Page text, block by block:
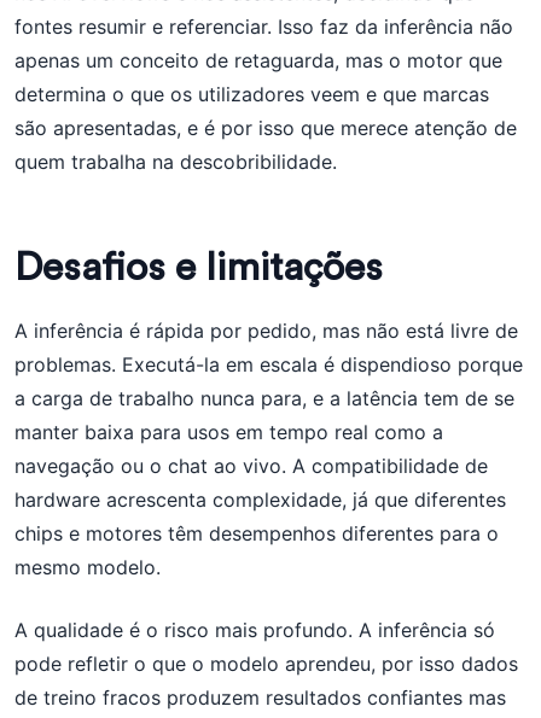
fontes resumir e referenciar. Isso faz da inferência não
apenas um conceito de retaguarda, mas o motor que
determina o que os utilizadores veem e que marcas
são apresentadas, e é por isso que merece atenção de
quem trabalha na descobribilidade.
Desafios e limitações
A inferência é rápida por pedido, mas não está livre de
problemas. Executá-la em escala é dispendioso porque
a carga de trabalho nunca para, e a latência tem de se
manter baixa para usos em tempo real como a
navegação ou o chat ao vivo. A compatibilidade de
hardware acrescenta complexidade, já que diferentes
chips e motores têm desempenhos diferentes para o
mesmo modelo.
A qualidade é o risco mais profundo. A inferência só
pode refletir o que o modelo aprendeu, por isso dados
de treino fracos produzem resultados confiantes mas